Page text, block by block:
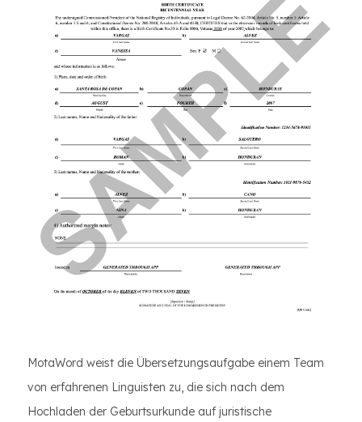
MotaWord weist die Übersetzungsaufgabe einem Team
von erfahrenen Linguisten zu, die sich nach dem
Hochladen der Geburtsurkunde auf juristische